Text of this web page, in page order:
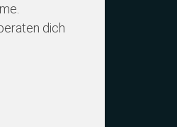
dich